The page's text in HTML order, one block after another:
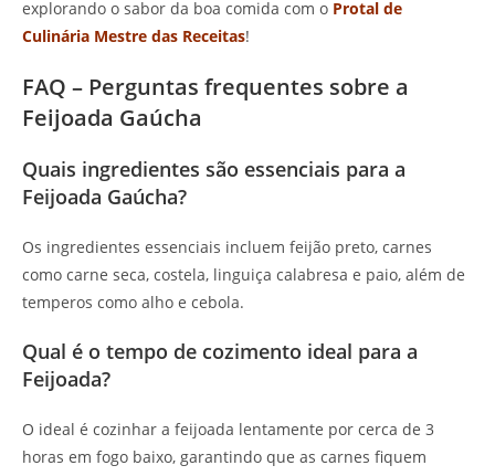
explorando o sabor da boa comida com o Protal de
Culinária Mestre das Receitas!
FAQ – Perguntas frequentes sobre a
Feijoada Gaúcha
Quais ingredientes são essenciais para a
Feijoada Gaúcha?
Os ingredientes essenciais incluem feijão preto, carnes
como carne seca, costela, linguiça calabresa e paio, além de
temperos como alho e cebola.
Qual é o tempo de cozimento ideal para a
Feijoada?
O ideal é cozinhar a feijoada lentamente por cerca de 3
horas em fogo baixo, garantindo que as carnes fiquem